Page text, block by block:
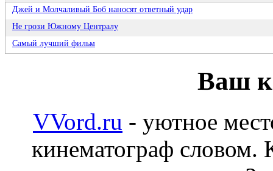
Джей и Молчаливый Боб наносят ответный удар
Не грози Южному Централу
Самый лучший фильм
Ваш
VVord.ru - уютное
кинематограф словом.